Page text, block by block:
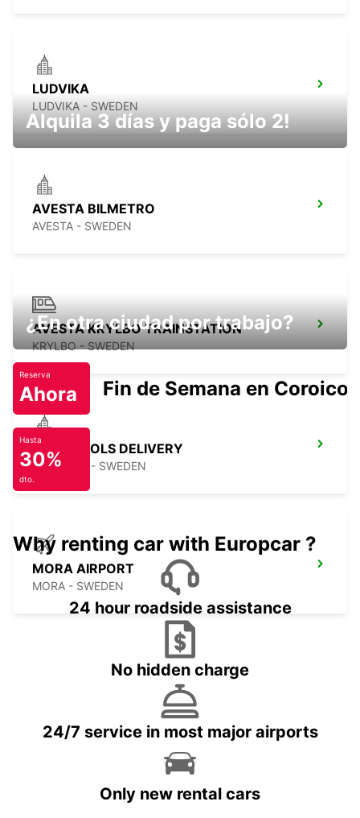
LUDVIKA
LUDVIKA - SWEDEN
AVESTA BILMETRO
AVESTA - SWEDEN
AVESTA KRYLBO TRAINSTATION
KRYLBO - SWEDEN
SECO TOOLS DELIVERY
FAGERSTA - SWEDEN
MORA AIRPORT
MORA - SWEDEN
Alquila 3 días y paga sólo 2!
¿En otra ciudad por trabajo?
Reserva
Ahora Fin de Semana en Coroico.
Hasta
30%
dto.
Why renting car with Europcar ?
24 hour roadside assistance
No hidden charge
24/7 service in most major airports
Only new rental cars